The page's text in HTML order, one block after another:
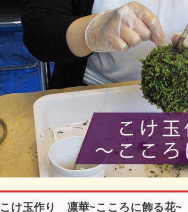
こけ玉作り 凛華~こころに飾る花~